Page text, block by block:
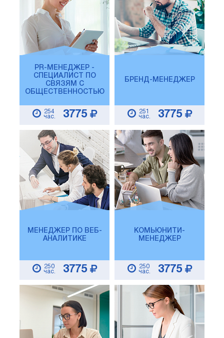
PR-МЕНЕДЖЕР -
СПЕЦИАЛИСТ ПО
СВЯЗЯМ С
ОБЩЕСТВЕННОСТЬЮ
254
час.
3775
БРЕНД-МЕНЕДЖЕР
251
час.
3775
МЕНЕДЖЕР ПО ВЕБ-
АНАЛИТИКЕ
250
час.
3775
КОМЬЮНИТИ-
МЕНЕДЖЕР
250
час.
3775